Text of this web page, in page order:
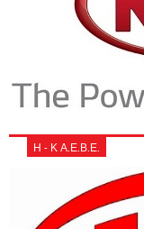
Η - Κ Α.Ε.Β.Ε.